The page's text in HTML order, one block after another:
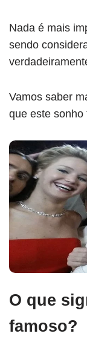
Nada é mais
sendo
Vamos saber
que este
O que
famoso?